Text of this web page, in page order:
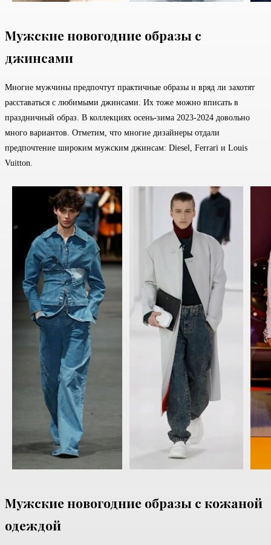
Мужские новогодние образы с
джинсами
Многие мужчины предпочтут практичные образы и вряд ли захотят
расставаться с любимыми джинсами. Их тоже можно вписать в
праздничный образ. В коллекциях осень-зима 2023-2024 довольно
много вариантов. Отметим, что многие дизайнеры отдали
предпочтение широким мужским джинсам: Diesel, Ferrari и Louis
Vuitton.
Мужские новогодние образы с кожаной
одеждой